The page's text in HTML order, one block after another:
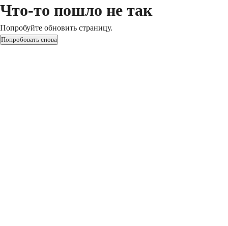
Что-то пошло не так
Попробуйте обновить страницу.
Попробовать снова